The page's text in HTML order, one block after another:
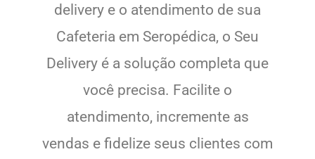
delivery e o atendimento de sua
Cafeteria em Seropédica, o Seu
Delivery é a solução completa que
você precisa. Facilite o
atendimento, incremente as
vendas e fidelize seus clientes com